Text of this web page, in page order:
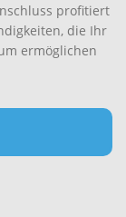
profitiert
die Ihr
ermöglichen